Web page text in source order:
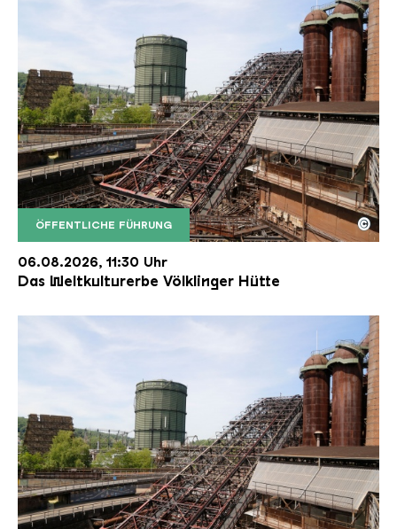
ÖFFENTLICHE FÜHRUNG
Der Erzschrägaufzug der Völklinger Hütte mit
Copyright: Weltkulturerbe Völklinger Hütte | Karl
©
06.08.2026, 11:30 Uhr
Das Weltkulturerbe Völklinger Hütte